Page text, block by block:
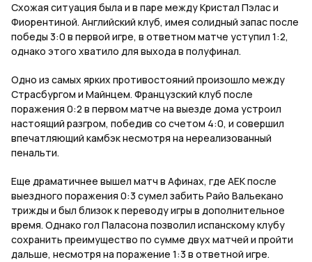
Схожая ситуация была и в паре между Кристал Пэлас и
Фиорентиной. Английский клуб, имея солидный запас после
победы 3:0 в первой игре, в ответном матче уступил 1:2,
однако этого хватило для выхода в полуфинал.
Одно из самых ярких противостояний произошло между
Страсбургом и Майнцем. Французский клуб после
поражения 0:2 в первом матче на выезде дома устроил
настоящий разгром, победив со счетом 4:0, и совершил
впечатляющий камбэк несмотря на нереализованный
пенальти.
Еще драматичнее вышел матч в Афинах, где АЕК после
выездного поражения 0:3 сумел забить Райо Вальекано
трижды и был близок к переводу игры в дополнительное
время. Однако гол Паласона позволил испанскому клубу
сохранить преимущество по сумме двух матчей и пройти
дальше, несмотря на поражение 1:3 в ответной игре.